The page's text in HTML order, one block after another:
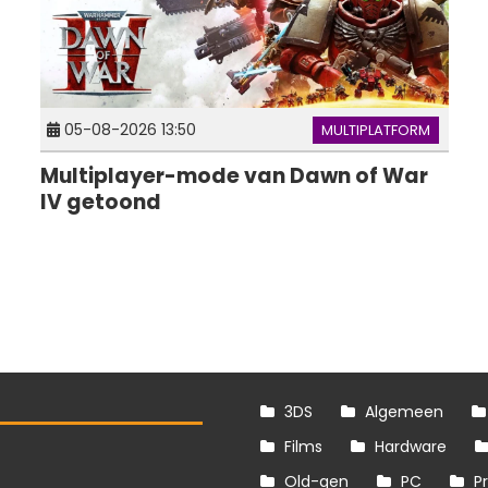
05-08-2026 13:50 MULTIPLATFORM
Multiplayer-mode van Dawn of War
IV getoond
3DS
Algemeen
Films
Hardware
Old-gen
PC